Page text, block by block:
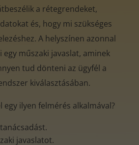
a rétegrendeket,
és, hogy mi szükséges
A helyszínen azonnal
egy műszaki javaslat, aminek
tud dönteni az ügyfél a
kiválasztásában.
egy ilyen felmérés alkalmával?
javaslatot.